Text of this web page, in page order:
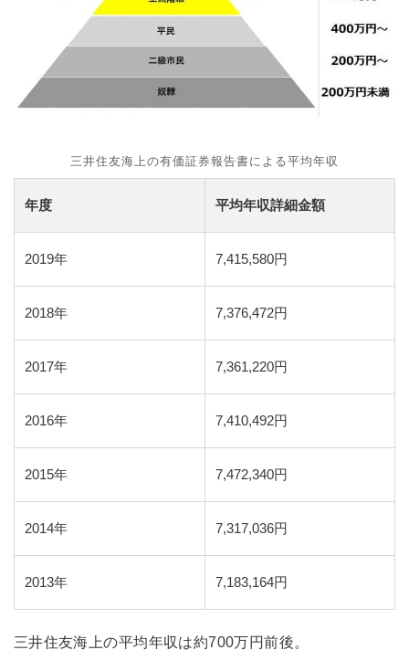
三井住友海上の有価証券報告書による平均年収
年度 平均年収詳細金額
2019年 7,415,580円
2018年 7,376,472円
2017年 7,361,220円
2016年 7,410,492円
2015年 7,472,340円
2014年 7,317,036円
2013年 7,183,164円
三井住友海上の平均年収は約700万円前後。